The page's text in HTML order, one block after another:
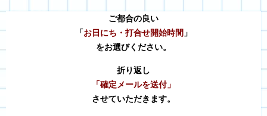
ご都合の良い
「 お日にち・打合せ開始時間 」
をお選びください。
折り返し
「確定メールを送付」
させていただきます。